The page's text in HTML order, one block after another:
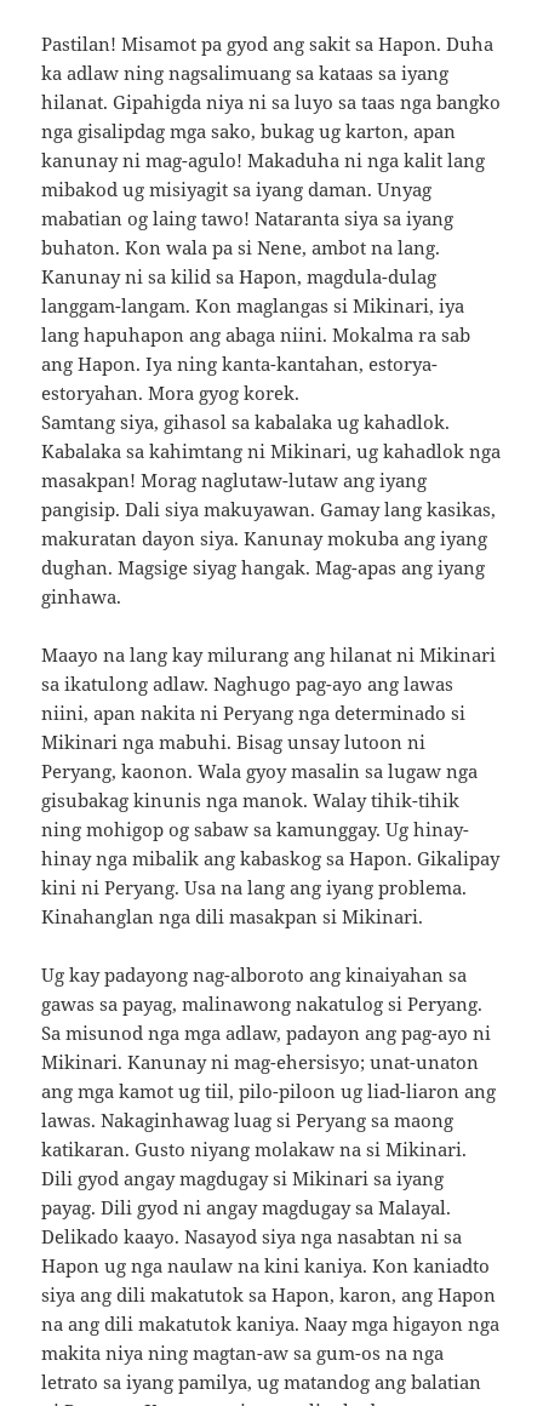
Pastilan! Misamot pa gyod ang sakit sa Hapon. Duha
ka adlaw ning nagsalimuang sa kataas sa iyang
hilanat. Gipahigda niya ni sa luyo sa taas nga bangko
nga gisalipdag mga sako, bukag ug karton, apan
kanunay ni mag-agulo! Makaduha ni nga kalit lang
mibakod ug misiyagit sa iyang daman. Unyag
mabatian og laing tawo! Nataranta siya sa iyang
buhaton. Kon wala pa si Nene, ambot na lang.
Kanunay ni sa kilid sa Hapon, magdula-dulag
langgam-langam. Kon maglangas si Mikinari, iya
lang hapuhapon ang abaga niini. Mokalma ra sab
ang Hapon. Iya ning kanta-kantahan, estorya-
estoryahan. Mora gyog korek.
Samtang siya, gihasol sa kabalaka ug kahadlok.
Kabalaka sa kahimtang ni Mikinari, ug kahadlok nga
masakpan! Morag naglutaw-lutaw ang iyang
pangisip. Dali siya makuyawan. Gamay lang kasikas,
makuratan dayon siya. Kanunay mokuba ang iyang
dughan. Magsige siyag hangak. Mag-apas ang iyang
ginhawa.
Maayo na lang kay milurang ang hilanat ni Mikinari
sa ikatulong adlaw. Naghugo pag-ayo ang lawas
niini, apan nakita ni Peryang nga determinado si
Mikinari nga mabuhi. Bisag unsay lutoon ni
Peryang, kaonon. Wala gyoy masalin sa lugaw nga
gisubakag kinunis nga manok. Walay tihik-tihik
ning mohigop og sabaw sa kamunggay. Ug hinay-
hinay nga mibalik ang kabaskog sa Hapon. Gikalipay
kini ni Peryang. Usa na lang ang iyang problema.
Kinahanglan nga dili masakpan si Mikinari.
Ug kay padayong nag-alboroto ang kinaiyahan sa
gawas sa payag, malinawong nakatulog si Peryang.
Sa misunod nga mga adlaw, padayon ang pag-ayo ni
Mikinari. Kanunay ni mag-ehersisyo; unat-unaton
ang mga kamot ug tiil, pilo-piloon ug liad-liaron ang
lawas. Nakaginhawag luag si Peryang sa maong
katikaran. Gusto niyang molakaw na si Mikinari.
Dili gyod angay magdugay si Mikinari sa iyang
payag. Dili gyod ni angay magdugay sa Malayal.
Delikado kaayo. Nasayod siya nga nasabtan ni sa
Hapon ug nga naulaw na kini kaniya. Kon kaniadto
siya ang dili makatutok sa Hapon, karon, ang Hapon
na ang dili makatutok kaniya. Naay mga higayon nga
makita niya ning magtan-aw sa gum-os na nga
letrato sa iyang pamilya, ug matandog ang balatian